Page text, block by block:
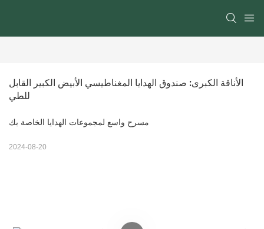
الأناقة الكبرى: صندوق الهدايا المغناطيسي الأبيض الكبير القابل
للطي
مسرح واسع لمجموعات الهدايا الخاصة بك
2024-08-20